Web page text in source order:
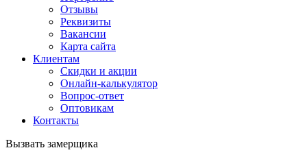
Отзывы
Реквизиты
Вакансии
Карта сайта
Клиентам
Скидки и акции
Онлайн-калькулятор
Вопрос-ответ
Оптовикам
Контакты
Вызвать замерщика